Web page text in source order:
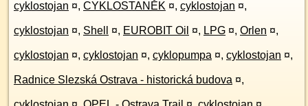
cyklostojan ¤, CYKLOSTANĚK ¤, cyklostojan ¤,
cyklostojan ¤, Shell ¤, EUROBIT Oil ¤, LPG ¤, Orlen ¤,
cyklostojan ¤, cyklostojan ¤, cyklopumpa ¤, cyklostojan ¤,
Radnice Slezská Ostrava - historická budova ¤,